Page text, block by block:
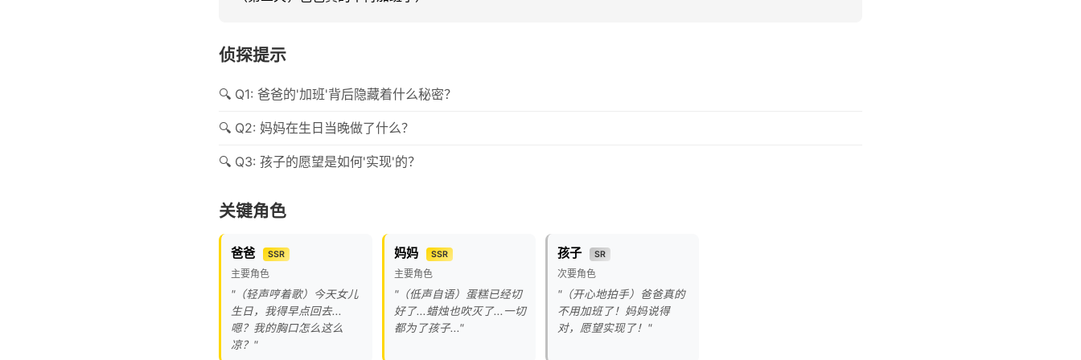
侦探提示
Q1: 爸爸的'加班'背后隐藏着什么秘密？
Q2: 妈妈在生日当晚做了什么？
Q3: 孩子的愿望是如何'实现'的？
关键角色
爸爸 SSR
主要角色
"（轻声哼着歌）今天女儿
生日，我得早点回去...
嗯？我的胸口怎么这么
凉？"
妈妈 SSR
主要角色
"（低声自语）蛋糕已经切
好了...蜡烛也吹灭了...一切
都为了孩子..."
孩子 SR
次要角色
"（开心地拍手）爸爸真的
不用加班了！妈妈说得
对，愿望实现了！"